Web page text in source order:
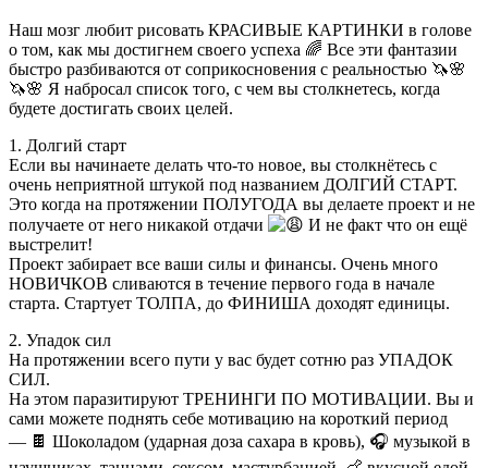
Наш мозг любит рисовать КРАСИВЫЕ КАРТИНКИ в голове
о том, как мы достигнем своего успеха 🌈 Все эти фантазии
быстро разбиваются от соприкосновения с реальностью 🦄🌸
🦄🌸 Я набросал список того, с чем вы столкнетесь, когда
будете достигать своих целей.
1. Долгий старт
Если вы начинаете делать что-то новое, вы столкнётесь с
очень неприятной штукой под названием ДОЛГИЙ СТАРТ.
Это когда на протяжении ПОЛУГОДА вы делаете проект и не
получаете от него никакой отдачи
И не факт что он ещё
выстрелит!
Проект забирает все ваши силы и финансы. Очень много
НОВИЧКОВ сливаются в течение первого года в начале
старта. Стартует ТОЛПА, до ФИНИША доходят единицы.
2. Упадок сил
На протяжении всего пути у вас будет сотню раз УПАДОК
СИЛ.
На этом паразитируют ТРЕНИНГИ ПО МОТИВАЦИИ. Вы и
сами можете поднять себе мотивацию на короткий период
— 🍫 Шоколадом (ударная доза сахара в кровь), 🎧 музыкой в